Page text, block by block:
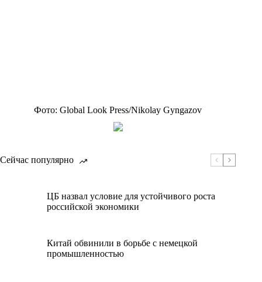
Фото: Global Look Press/Nikolay Gyngazov
Сейчас популярно
ЦБ назвал условие для устойчивого роста
российской экономики
Китай обвинили в борьбе с немецкой
промышленностью